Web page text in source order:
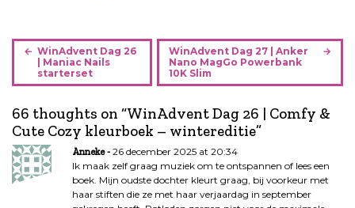
B
r
c
h
t
n
a
WinAdvent Dag 26
| Maniac Nails
starterset
WinAdvent Dag 27 | Anker
Nano MagGo Powerbank
10K Slim
66 thoughts on “WinAdvent Dag 26 | Comfy &
Cute Cozy kleurboek – wintereditie”
Anneke
26 december 2025 at 20:34
Ik maak zelf graag muziek om te ontspannen of lees een
boek. Mijn oudste dochter kleurt graag, bij voorkeur met
haar stiften die ze met haar verjaardag in september